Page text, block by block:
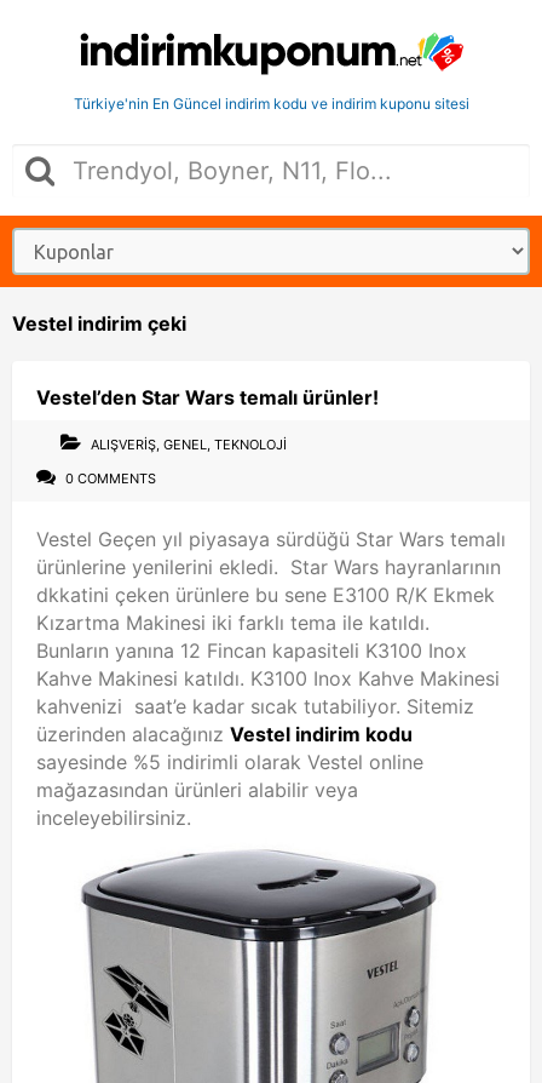
Türkiye'nin En Güncel indirim kodu ve indirim kuponu sitesi
Vestel indirim çeki
Vestel’den Star Wars temalı ürünler!
ALIŞVERIŞ, GENEL, TEKNOLOJI
0 COMMENTS
Vestel Geçen yıl piyasaya sürdüğü Star Wars temalı
ürünlerine yenilerini ekledi. Star Wars hayranlarının
dkkatini çeken ürünlere bu sene E3100 R/K Ekmek
Kızartma Makinesi iki farklı tema ile katıldı.
Bunların yanına 12 Fincan kapasiteli K3100 Inox
Kahve Makinesi katıldı. K3100 Inox Kahve Makinesi
kahvenizi saat’e kadar sıcak tutabiliyor. Sitemiz
üzerinden alacağınız Vestel indirim kodu
sayesinde %5 indirimli olarak Vestel online
mağazasından ürünleri alabilir veya
inceleyebilirsiniz.